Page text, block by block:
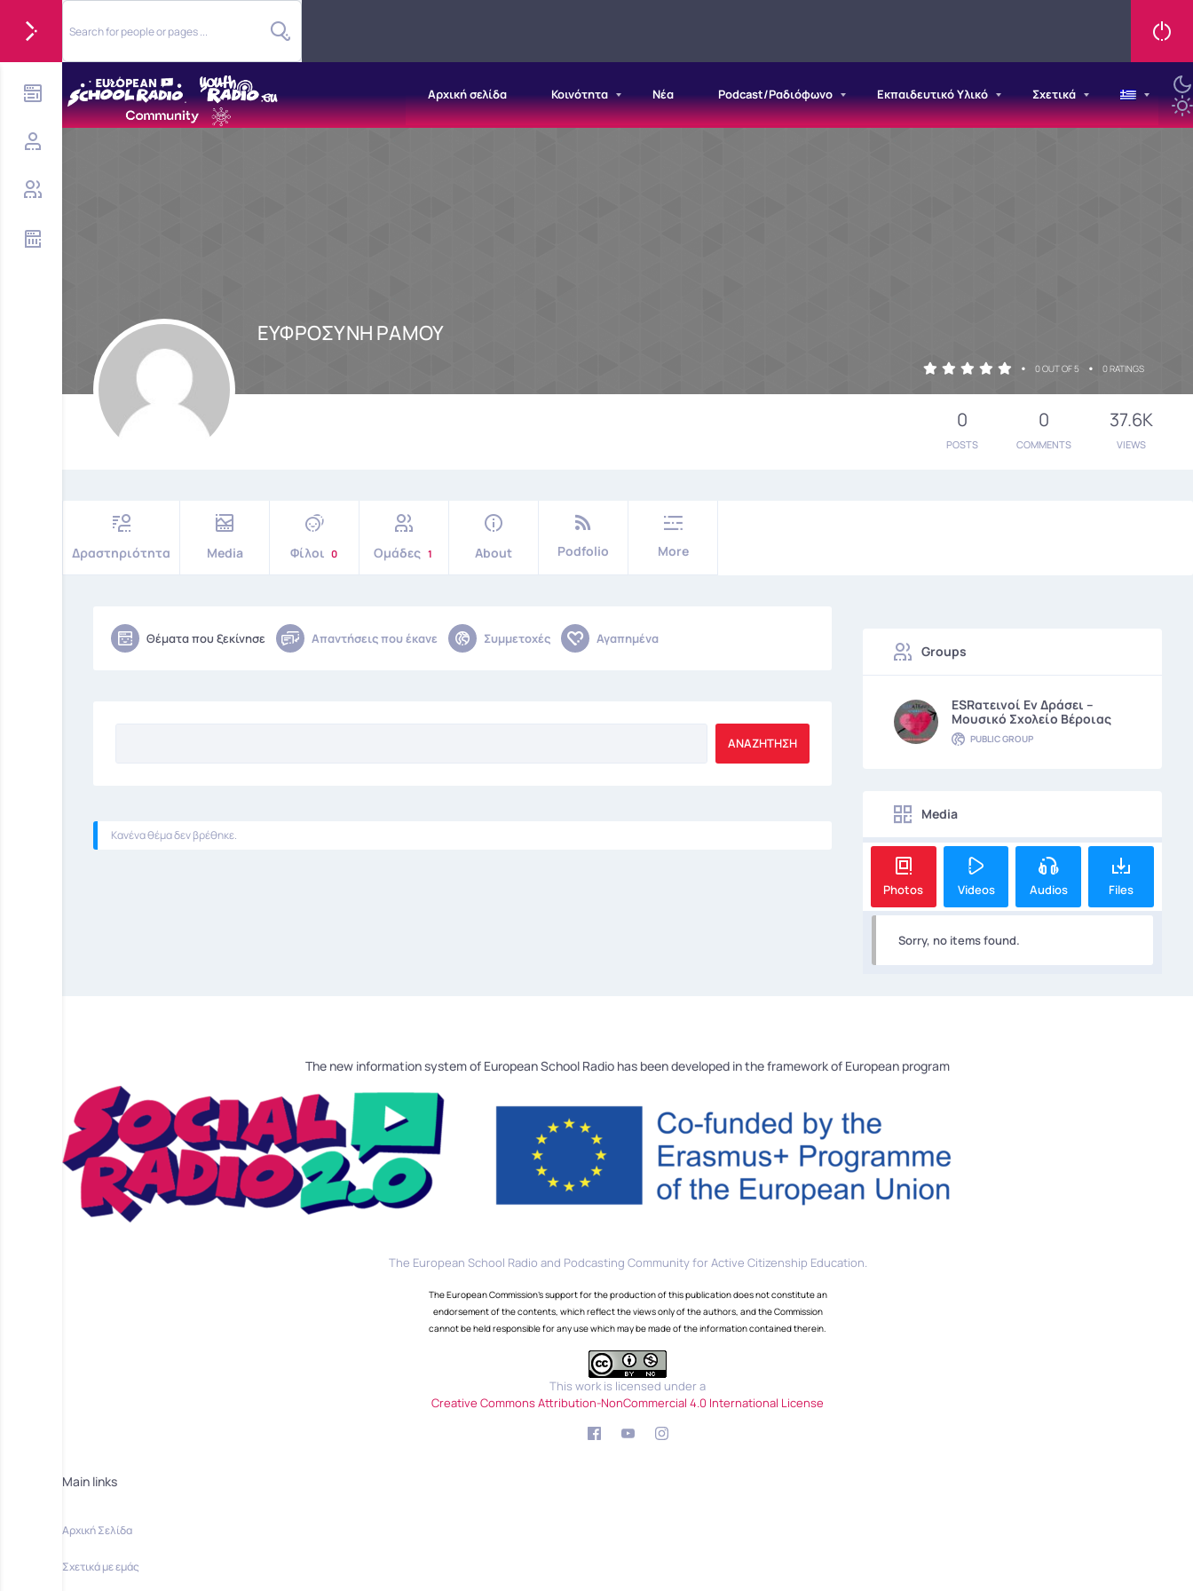
Αρχική σελίδα Κοινότητα Νέα Podcast/Ραδιόφωνο Εκπαιδευτικό Υλικό Σχετικά
ΕΥΦΡΟΣΥΝΗ ΡΑΜΟΥ
• 0 OUT OF 5 • 0 RATINGS
0
POSTS
0
COMMENTS
37.6K
VIEWS
Δραστηριότητα Media Φίλοι 0 Ομάδες 1 About Podfolio More
Θέματα που ξεκίνησε Απαντήσεις που έκανε Συμμετοχές Αγαπημένα
Κανένα θέμα δεν βρέθηκε.
Groups
ESRατεινοί Εν Δράσει –
Μουσικό Σχολείο Βέροιας
PUBLIC GROUP
Media
Photos Videos Audios Files
Sorry, no items found.
The new information system of European School Radio has been developed in the framework of European program
The European School Radio and Podcasting Community for Active Citizenship Education.
The European Commission's support for the production of this publication does not constitute an
endorsement of the contents, which reflect the views only of the authors, and the Commission
cannot be held responsible for any use which may be made of the information contained therein.
This work is licensed under a
Creative Commons Attribution-NonCommercial 4.0 International License
Main links
Αρχική Σελίδα
Σχετικά με εμάς